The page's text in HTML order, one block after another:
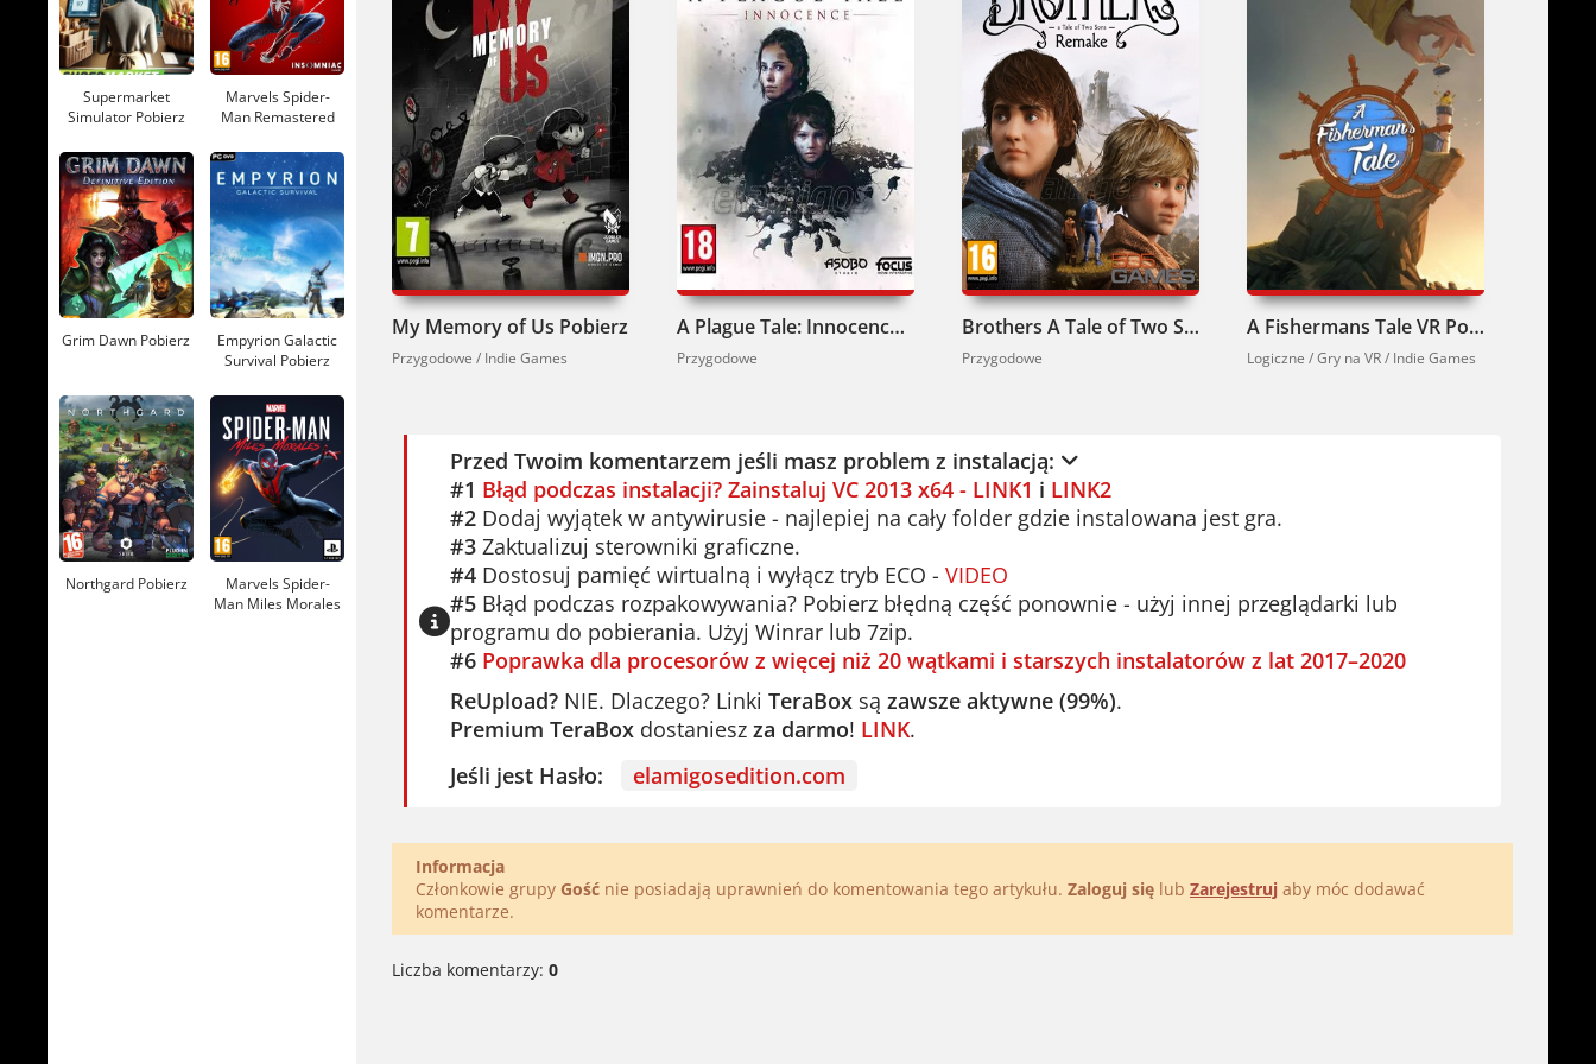
My Memory of Us Pobierz
Przygodowe / Indie Games
A Plague Tale: Innocence Pobierz
Przygodowe
Brothers A Tale of Two Sons Remake Pobierz
Przygodowe
A Fishermans Tale VR Pobierz
Logiczne / Gry na VR / Indie Games
Przed Twoim komentarzem jeśli masz problem z instalacją:
#1 Błąd podczas instalacji? Zainstaluj VC 2013 x64 - LINK1 i LINK2
#2 Dodaj wyjątek w antywirusie - najlepiej na cały folder gdzie instalowana jest gra.
#3 Zaktualizuj sterowniki graficzne.
#4 Dostosuj pamięć wirtualną i wyłącz tryb ECO - VIDEO
#5 Błąd podczas rozpakowywania? Pobierz błędną część ponownie - użyj innej przeglądarki lub
programu do pobierania. Użyj Winrar lub 7zip.
#6 Poprawka dla procesorów z więcej niż 20 wątkami i starszych instalatorów z lat 2017–2020
ReUpload? NIE. Dlaczego? Linki TeraBox są zawsze aktywne (99%).
Premium TeraBox dostaniesz za darmo! LINK.
Jeśli jest Hasło:
elamigosedition.com
Informacja
Członkowie grupy Gość nie posiadają uprawnień do komentowania tego artykułu. Zaloguj się lub Zarejestruj aby móc dodawać
komentarze.
Liczba komentarzy: 0
Supermarket
Simulator Pobierz
Marvels Spider-
Man Remastered
Grim Dawn Pobierz
Empyrion Galactic
Survival Pobierz
Northgard Pobierz
Marvels Spider-
Man Miles Morales